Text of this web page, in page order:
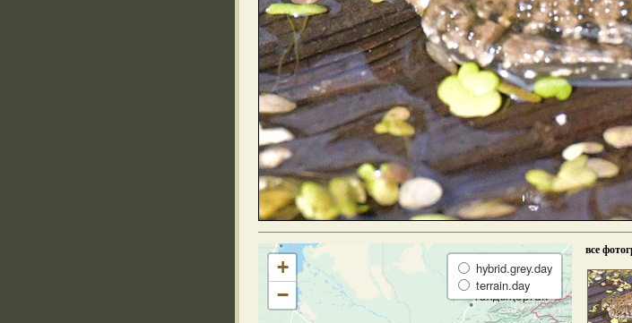
+
−
hybrid.grey.day
terrain.day
все